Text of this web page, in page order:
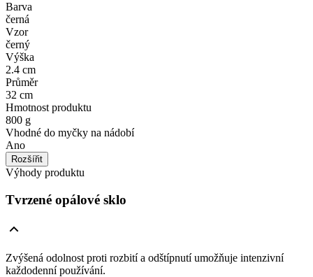
Barva
černá
Vzor
černý
Výška
2.4 cm
Průměr
32 cm
Hmotnost produktu
800 g
Vhodné do myčky na nádobí
Ano
Rozšířit
Výhody produktu
Tvrzené opálové sklo
Zvýšená odolnost proti rozbití a odštípnutí umožňuje intenzivní
každodenní používání.